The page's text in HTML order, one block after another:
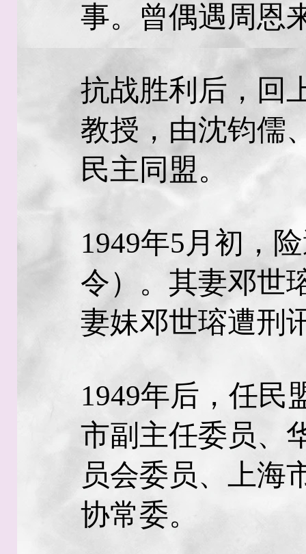
事。曾偶遇周恩
抗战胜利后，回
教授，由沈钧儒
民主同盟。
1949年5月初，
令）。其妻邓世
妻妹邓世瑢遭刑
1949年后，任民
市副主任委员、
员会委员、上海
协常委。